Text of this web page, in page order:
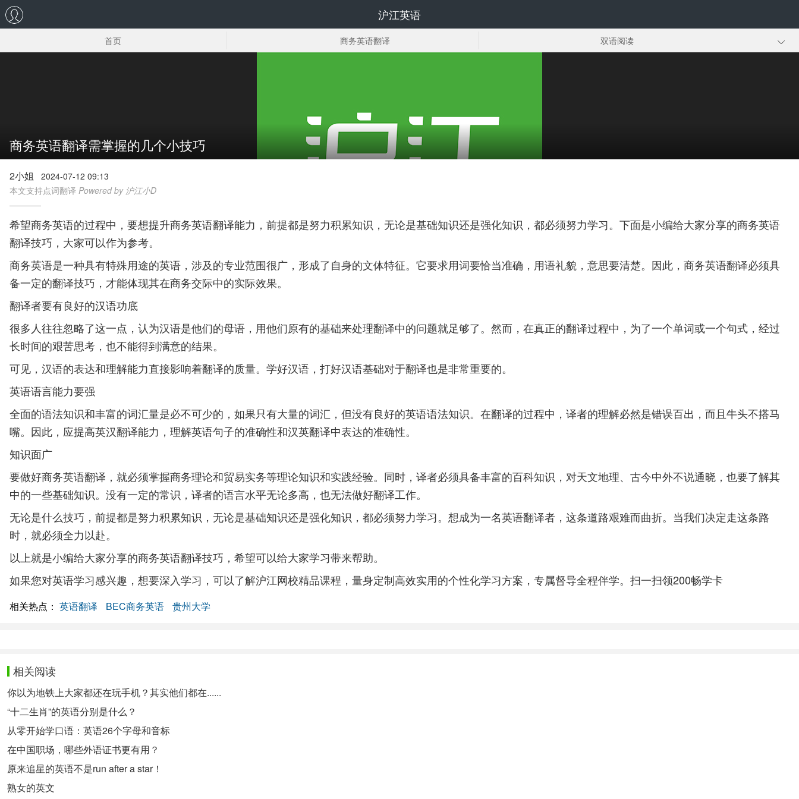
沪江英语
首页 商务英语翻译 双语阅读
商务英语翻译需掌握的几个小技巧
2小姐
2024-07-12 09:13
本文支持点词翻译 Powered by 沪江小D
希望商务英语的过程中，要想提升商务英语翻译能力，前提都是努力积累知识，无论是基础知识还是强化知识，都必须努力学习。下面是小编给大家分享的商务英语
翻译技巧，大家可以作为参考。
商务英语是一种具有特殊用途的英语，涉及的专业范围很广，形成了自身的文体特征。它要求用词要恰当准确，用语礼貌，意思要清楚。因此，商务英语翻译必须具
备一定的翻译技巧，才能体现其在商务交际中的实际效果。
翻译者要有良好的汉语功底
很多人往往忽略了这一点，认为汉语是他们的母语，用他们原有的基础来处理翻译中的问题就足够了。然而，在真正的翻译过程中，为了一个单词或一个句式，经过
长时间的艰苦思考，也不能得到满意的结果。
可见，汉语的表达和理解能力直接影响着翻译的质量。学好汉语，打好汉语基础对于翻译也是非常重要的。
英语语言能力要强
全面的语法知识和丰富的词汇量是必不可少的，如果只有大量的词汇，但没有良好的英语语法知识。在翻译的过程中，译者的理解必然是错误百出，而且牛头不搭马
嘴。因此，应提高英汉翻译能力，理解英语句子的准确性和汉英翻译中表达的准确性。
知识面广
要做好商务英语翻译，就必须掌握商务理论和贸易实务等理论知识和实践经验。同时，译者必须具备丰富的百科知识，对天文地理、古今中外不说通晓，也要了解其
中的一些基础知识。没有一定的常识，译者的语言水平无论多高，也无法做好翻译工作。
无论是什么技巧，前提都是努力积累知识，无论是基础知识还是强化知识，都必须努力学习。想成为一名英语翻译者，这条道路艰难而曲折。当我们决定走这条路
时，就必须全力以赴。
以上就是小编给大家分享的商务英语翻译技巧，希望可以给大家学习带来帮助。
如果您对英语学习感兴趣，想要深入学习，可以了解沪江网校精品课程，量身定制高效实用的个性化学习方案，专属督导全程伴学。扫一扫领200畅学卡
相关热点： 英语翻译 BEC商务英语 贵州大学
相关阅读
你以为地铁上大家都还在玩手机？其实他们都在......
“十二生肖”的英语分别是什么？
从零开始学口语：英语26个字母和音标
在中国职场，哪些外语证书更有用？
原来追星的英语不是run after a star！
熟女的英文